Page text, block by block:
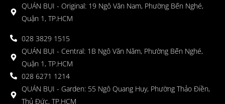
QUÁN BỤI - Original: 19 Ngô Văn Nam, Phường Bến Nghé,
Quận 1, TP.HCM
028 3829 1515
QUÁN BỤI - Central: 1B Ngô Văn Năm, Phường Bến Nghé,
Quận 1, TP.HCM
028 6271 1214
QUÁN BỤI - Garden: 55 Ngô Quang Huy, Phường Thảo Điền,
Thủ Đức, TP.HCM